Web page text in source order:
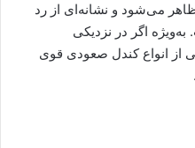
می‌شود و نشانه‌ای از رد
اگر در نزدیکی
از انواع کندل صعودی قوی